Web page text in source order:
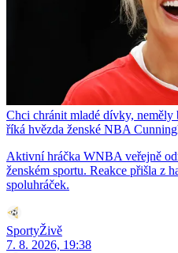
Chci chránit mladé dívky,
říká hvězda ženské NBA
Aktivní hráčka WNBA veřejně
ženském sportu. Reakce přišla z
spoluhráček.
SportyŽivě
7. 8. 2026, 19:38